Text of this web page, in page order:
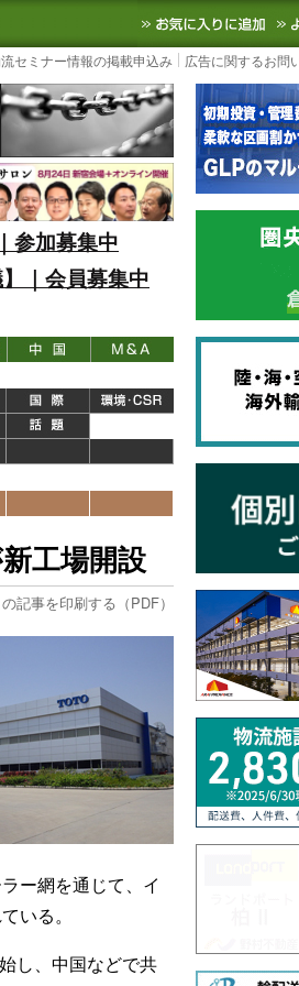
サイト
SCMなど国内外の最新の物流ニ
セミナー情報の掲載申込み 広告に関するお問
参加募集中
｜会員募集中
工場開設
記事を印刷する（PDF）
ー網を通じて、イ
いる。
し、中国などで共